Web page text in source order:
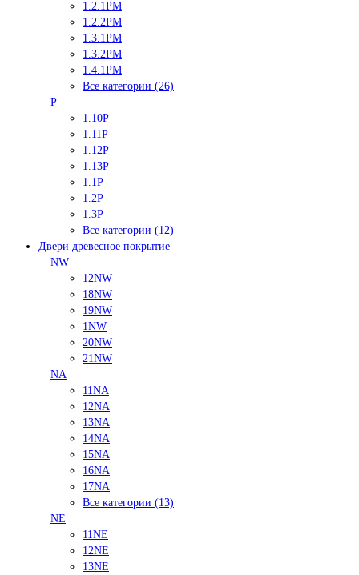
1.2.1PM
1.2.2PM
1.3.1PM
1.3.2PM
1.4.1PM
Все категории (26)
P
1.10P
1.11P
1.12P
1.13P
1.1P
1.2P
1.3P
Все категории (12)
Двери древесное покрытие
NW
12NW
18NW
19NW
1NW
20NW
21NW
NA
11NA
12NA
13NA
14NA
15NA
16NA
17NA
Все категории (13)
NE
11NE
12NE
13NE